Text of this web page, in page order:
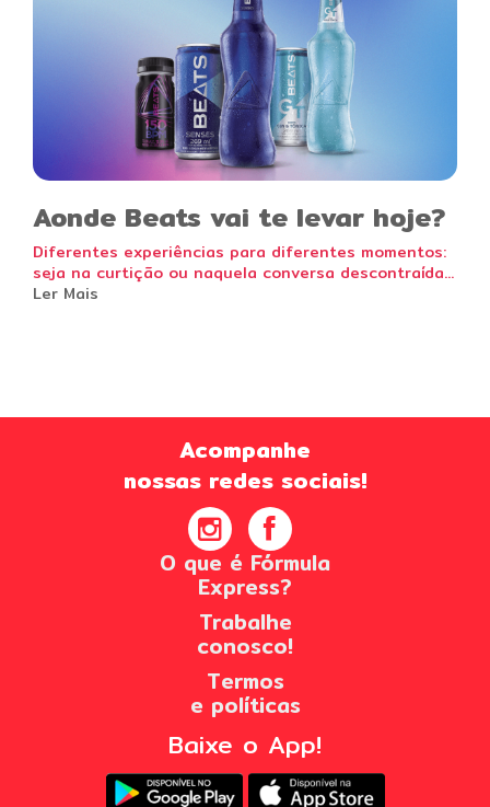
Aonde Beats vai te levar hoje?
Diferentes experiências para diferentes momentos:
seja na curtição ou naquela conversa descontraída...
Ler Mais
Acompanhe
nossas redes sociais!
O que é Fórmula
Express?
Trabalhe
conosco!
Termos
e políticas
Baixe o App!